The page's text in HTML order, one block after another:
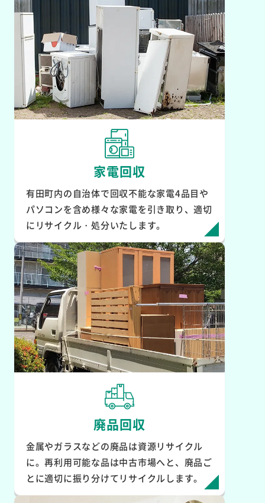
家電回収
有田町内の自治体で回収不能な家電4品目や
パソコンを含め様々な家電を引き取り、適切
にリサイクル・処分いたします。
廃品回収
金属やガラスなどの廃品は資源リサイクル
に。再利用可能な品は中古市場へと、廃品ご
とに適切に振り分けてリサイクルします。